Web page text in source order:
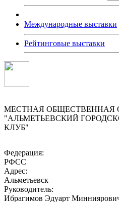
Международные выставки
Рейтинговые выставки
МЕСТНАЯ ОБЩЕСТВЕННАЯ
"АЛЬМЕТЬЕВСКИЙ
КЛУБ"
Федерация:
РФСС
Адрес:
Альметьевск
Руководитель:
Ибрагимов Эдуарт